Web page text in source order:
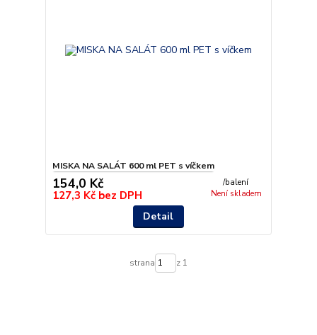
MISKA NA SALÁT 600 ml PET s víčkem
154,0 Kč /balení
127,3 Kč bez DPH Není skladem
Detail
strana z 1